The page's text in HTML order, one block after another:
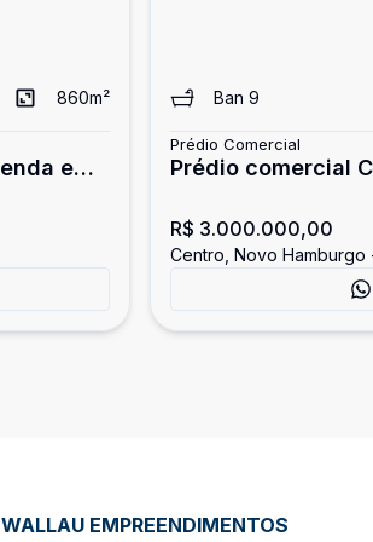
860m² Ban 9
Prédio Comercial
Prédio comercial
R$ 3.000.000,00
Centro, Novo Hamburgo
WALLAU EMPREENDIMENTOS